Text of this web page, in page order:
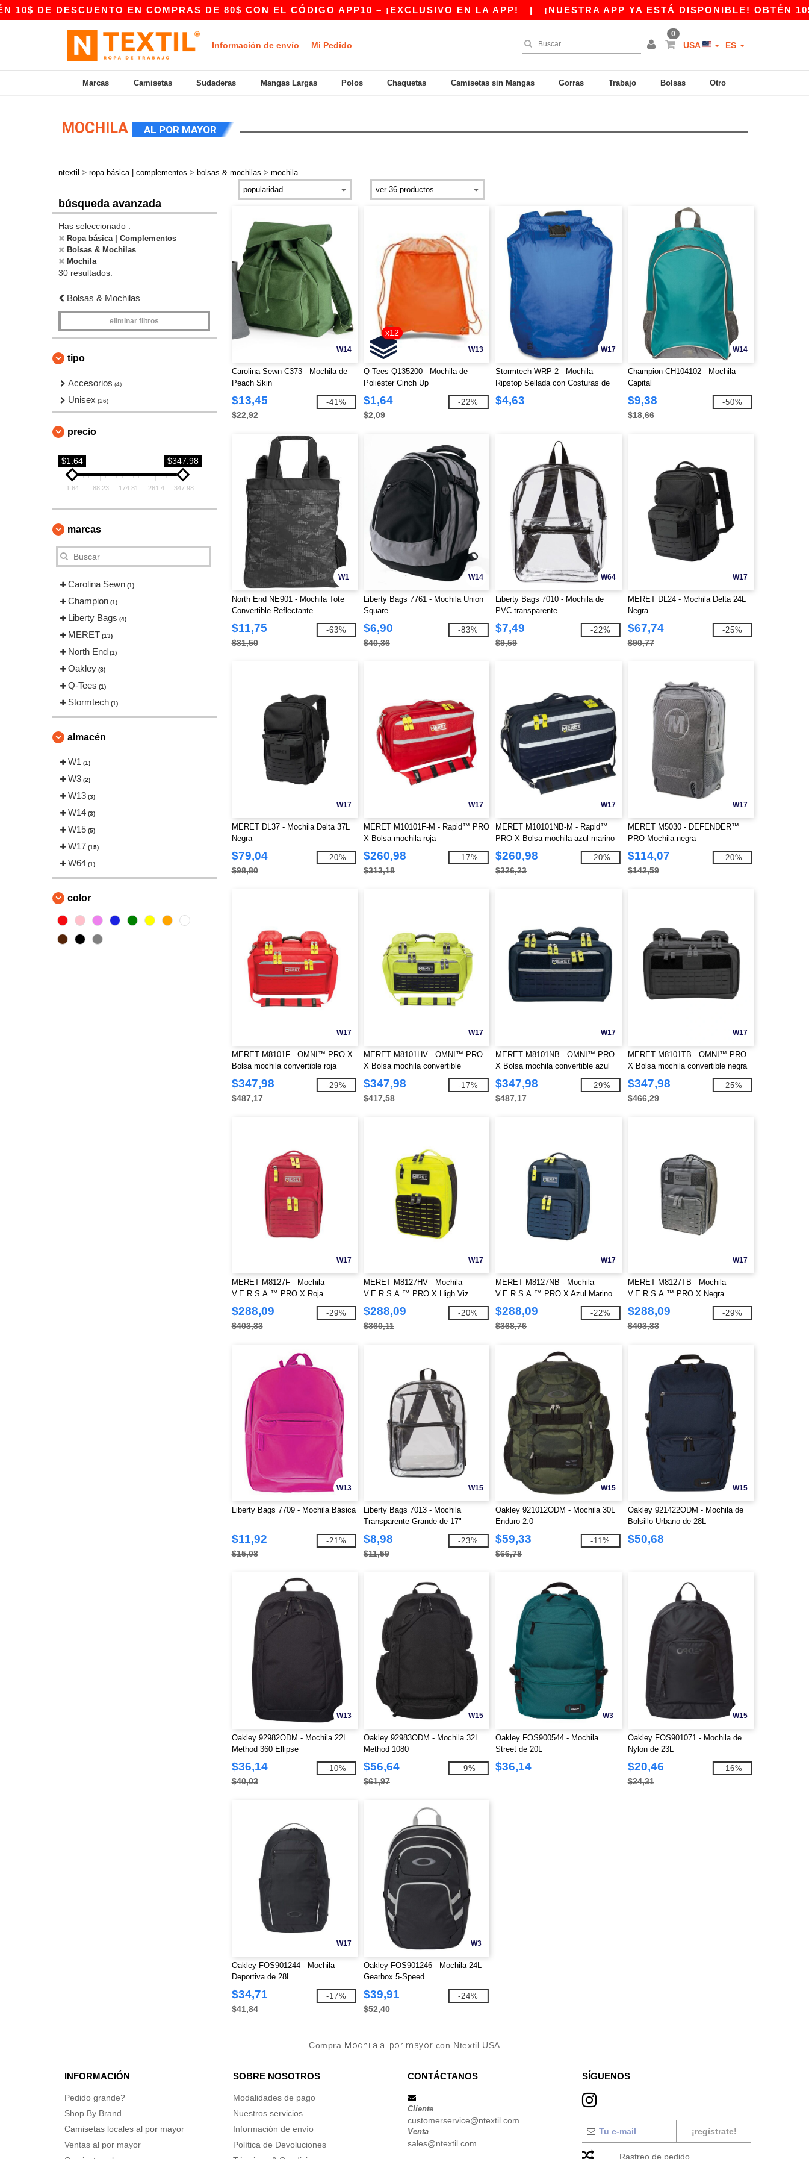
DESCUENTO EN COMPRAS DE 80$ CON EL CÓDIGO APP10 – ¡EXCLUSIVO EN LA APP!|¡NUESTRA APP YA ESTÁ DISPONIBLE! OBTÉN 10$ DE
Información de envío Mi Pedido
0
USA ES
Marcas Camisetas Sudaderas Mangas Largas Polos Chaquetas Camisetas sin Mangas Gorras Trabajo Bolsas Otro
MOCHILA AL POR MAYOR
ntextil > ropa básica | complementos > bolsas & mochilas > mochila
búsqueda avanzada
Has seleccionado :
Ropa básica | Complementos
Bolsas & Mochilas
Mochila
30 resultados.
Bolsas & Mochilas
eliminar filtros
tipo
Accesorios (4)
Unisex (26)
precio
$1.64 $347.98
1.64 88.23 174.81 261.4 347.98
marcas
Carolina Sewn (1)
Champion (1)
Liberty Bags (4)
MERET (13)
North End (1)
Oakley (8)
Q-Tees (1)
Stormtech (1)
almacén
W1 (1)
W3 (2)
W13 (3)
W14 (3)
W15 (5)
W17 (15)
W64 (1)
color
W14
Carolina Sewn C373 - Mochila de
Peach Skin
$13,45
$22,92
-41%
W13
x12
Q-Tees Q135200 - Mochila de
Poliéster Cinch Up
$1,64
$2,09
-22%
W17
Stormtech WRP-2 - Mochila
Ripstop Sellada con Costuras de
28L
$4,63
W14
Champion CH104102 - Mochila
Capital
$9,38
$18,66
-50%
W1
North End NE901 - Mochila Tote
Convertible Reflectante
$11,75
$31,50
-63%
W14
Liberty Bags 7761 - Mochila Union
Square
$6,90
$40,36
-83%
W64
Liberty Bags 7010 - Mochila de
PVC transparente
$7,49
$9,59
-22%
W17
MERET DL24 - Mochila Delta 24L
Negra
$67,74
$90,77
-25%
W17
MERET DL37 - Mochila Delta 37L
Negra
$79,04
$98,80
-20%
W17
MERET M10101F-M - Rapid™ PRO
X Bolsa mochila roja
$260,98
$313,18
-17%
W17
MERET M10101NB-M - Rapid™
PRO X Bolsa mochila azul marino
$260,98
$326,23
-20%
W17
MERET M5030 - DEFENDER™
PRO Mochila negra
$114,07
$142,59
-20%
W17
MERET M8101F - OMNI™ PRO X
Bolsa mochila convertible roja
$347,98
$487,17
-29%
W17
MERET M8101HV - OMNI™ PRO
X Bolsa mochila convertible
amarilla de alta visibilidad
$347,98
$417,58
-17%
W17
MERET M8101NB - OMNI™ PRO
X Bolsa mochila convertible azul
marino
$347,98
$487,17
-29%
W17
MERET M8101TB - OMNI™ PRO
X Bolsa mochila convertible negra
$347,98
$466,29
-25%
W17
MERET M8127F - Mochila
V.E.R.S.A.™ PRO X Roja
$288,09
$403,33
-29%
W17
MERET M8127HV - Mochila
V.E.R.S.A.™ PRO X High Viz
amarilla
$288,09
$360,11
-20%
W17
MERET M8127NB - Mochila
V.E.R.S.A.™ PRO X Azul Marino
$288,09
$368,76
-22%
W17
MERET M8127TB - Mochila
V.E.R.S.A.™ PRO X Negra
$288,09
$403,33
-29%
W13
Liberty Bags 7709 - Mochila Básica
$11,92
$15,08
-21%
W15
Liberty Bags 7013 - Mochila
Transparente Grande de 17"
Resistente
$8,98
$11,59
-23%
W15
Oakley 921012ODM - Mochila 30L
Enduro 2.0
$59,33
$66,78
-11%
W15
Oakley 921422ODM - Mochila de
Bolsillo Urbano de 28L
$50,68
W13
Oakley 92982ODM - Mochila 22L
Method 360 Ellipse
$36,14
$40,03
-10%
W15
Oakley 92983ODM - Mochila 32L
Method 1080
$56,64
$61,97
-9%
W3
Oakley FOS900544 - Mochila
Street de 20L
$36,14
W15
Oakley FOS901071 - Mochila de
Nylon de 23L
$20,46
$24,31
-16%
W17
Oakley FOS901244 - Mochila
Deportiva de 28L
$34,71
$41,84
-17%
W3
Oakley FOS901246 - Mochila 24L
Gearbox 5-Speed
$39,91
$52,40
-24%
Compra Mochila al por mayor con Ntextil USA
INFORMACIÓN
Pedido grande?
Shop By Brand
Camisetas locales al por mayor
Ventas al por mayor
SOBRE NOSOTROS
Modalidades de pago
Nuestros servicios
Información de envío
Política de Devoluciones
CONTÁCTANOS
Cliente
customerservice@ntextil.com
Venta
sales@ntextil.com
SÍGUENOS
¡regístrate!
Rastreo de pedido